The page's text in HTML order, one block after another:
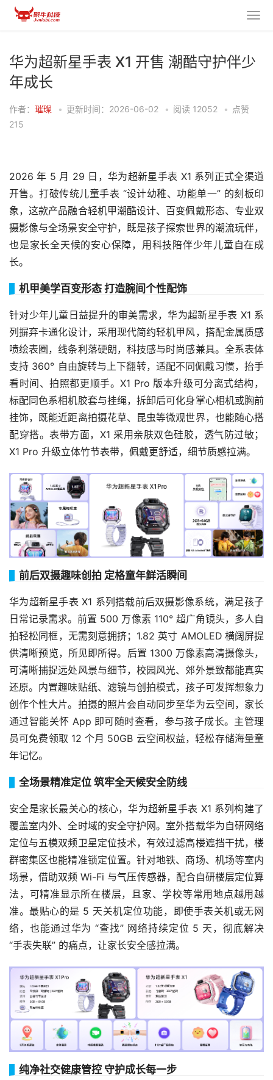
华为超新星手表 X1 开售 潮酷守护伴少
年成长
作者： 璀璨 • 更新时间：2026-06-02 • 阅读 12052 • 点赞
215
2026 年 5 月 29 日，华为超新星手表 X1 系列正式全渠道
开售。打破传统儿童手表 “设计幼稚、功能单一” 的刻板印
象，这款产品融合轻机甲潮酷设计、百变佩戴形态、专业双
摄影像与全场景安全守护，既是孩子探索世界的潮流玩伴，
也是家长全天候的安心保障，用科技陪伴少年儿童自在成
长。
机甲美学百变形态 打造腕间个性配饰
针对少年儿童日益提升的审美需求，华为超新星手表 X1 系
列摒弃卡通化设计，采用现代简约轻机甲风，搭配金属质感
喷绘表圈，线条利落硬朗，科技感与时尚感兼具。全系表体
支持 360° 自由旋转与上下翻转，适配不同佩戴习惯，抬手
看时间、拍照都更顺手。X1 Pro 版本升级可分离式结构，
标配同色系相机胶套与挂绳，拆卸后可化身掌心相机或胸前
挂饰，既能近距离拍摄花草、昆虫等微观世界，也能随心搭
配穿搭。表带方面，X1 采用亲肤双色硅胶，透气防过敏；
X1 Pro 升级立体竹节表带，佩戴更舒适，细节质感拉满。
前后双摄趣味创拍 定格童年鲜活瞬间
华为超新星手表 X1 系列搭载前后双摄影像系统，满足孩子
日常记录需求。前置 500 万像素 110° 超广角镜头，多人自
拍轻松同框，无需刻意拥挤；1.82 英寸 AMOLED 横阔屏提
供清晰预览，所见即所得。后置 1300 万像素高清摄像头，
可清晰捕捉远处风景与细节，校园风光、郊外景致都能真实
还原。内置趣味贴纸、滤镜与创拍模式，孩子可发挥想象力
创作个性大片。拍摄的照片会自动同步至华为云空间，家长
通过智能关怀 App 即可随时查看，参与孩子成长。主管理
员可免费领取 12 个月 50GB 云空间权益，轻松存储海量童
年记忆。
全场景精准定位 筑牢全天候安全防线
安全是家长最关心的核心，华为超新星手表 X1 系列构建了
覆盖室内外、全时域的安全守护网。室外搭载华为自研网络
定位与五模双频卫星定位技术，有效过滤高楼遮挡干扰，楼
群密集区也能精准锁定位置。针对地铁、商场、机场等室内
场景，借助双频 Wi-Fi 与气压传感器，配合自研楼层定位算
法，可精准显示所在楼层，且家、学校等常用地点越用越
准。最贴心的是 5 天关机定位功能，即使手表关机或无网
络，也能通过华为 “查找” 网络持续定位 5 天，彻底解决
“手表失联” 的痛点，让家长安全感拉满。
纯净社交健康管控 守护成长每一步